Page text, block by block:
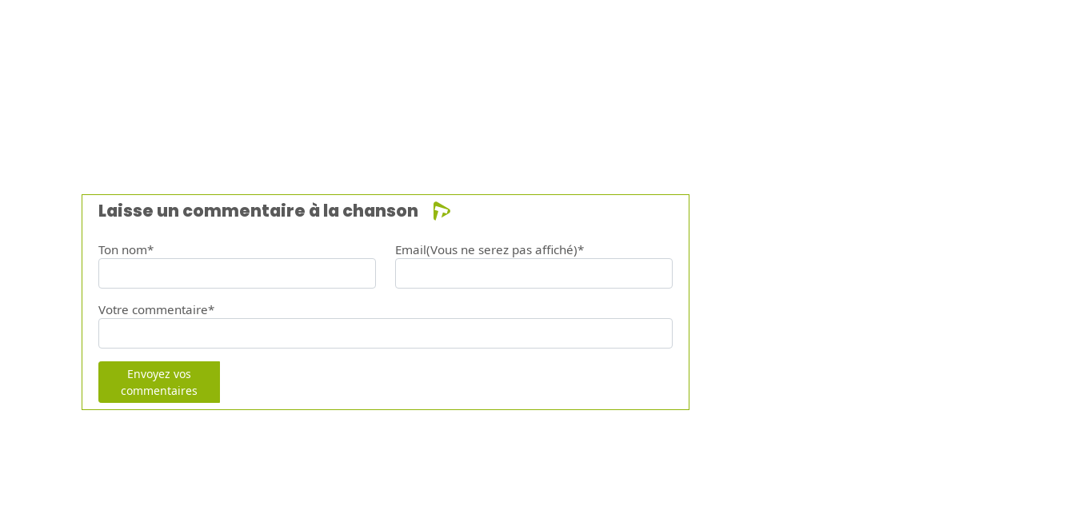
Laisse un commentaire à la chanson
Ton nom* Email(Vous ne serez pas affiché)*
Votre commentaire*
Envoyez vos
commentaires